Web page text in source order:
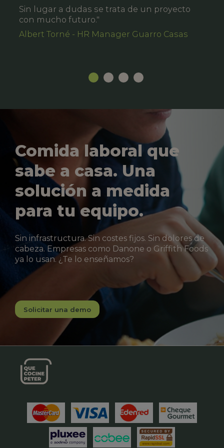
Sin lugar a dudas se trata de un proyecto
con mucho futuro."
Albert Torné - HR Manager Guarro Casas
Comida laboral que
sabe a casa. Una
solución a medida
para tu equipo.
Sin infrastructura. Sin costes fijos. Sin dolores de
cabeza. Empresas como Danone o Griffith Foods
ya lo usan. ¿Te lo enseñamos?
Solicitar una demo